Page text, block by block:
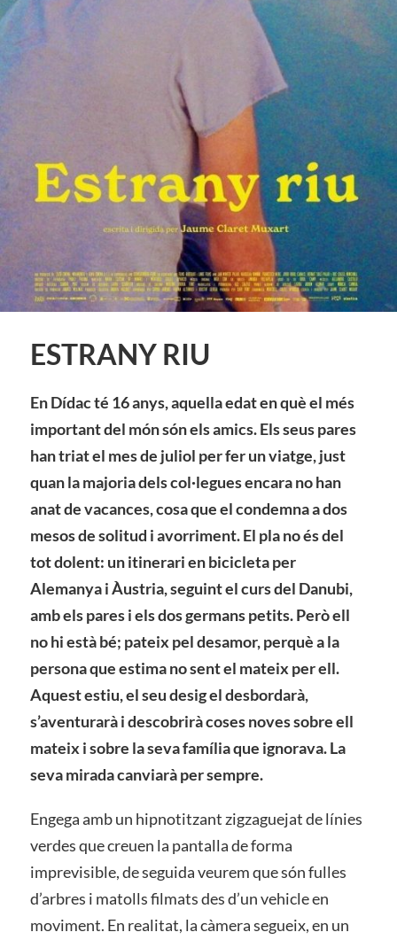
ESTRANY RIU
En Dídac té 16 anys, aquella edat en què el més
important del món són els amics. Els seus pares
han triat el mes de juliol per fer un viatge, just
quan la majoria dels col·legues encara no han
anat de vacances, cosa que el condemna a dos
mesos de solitud i avorriment. El pla no és del
tot dolent: un itinerari en bicicleta per
Alemanya i Àustria, seguint el curs del Danubi,
amb els pares i els dos germans petits. Però ell
no hi està bé; pateix pel desamor, perquè a la
persona que estima no sent el mateix per ell.
Aquest estiu, el seu desig el desbordarà,
s’aventurarà i descobrirà coses noves sobre ell
mateix i sobre la seva família que ignorava. La
seva mirada canviarà per sempre.
Engega amb un hipnotitzant zigzaguejat de línies
verdes que creuen la pantalla de forma
imprevisible, de seguida veurem que són fulles
d’arbres i matolls filmats des d’un vehicle en
moviment. En realitat, la càmera segueix, en un